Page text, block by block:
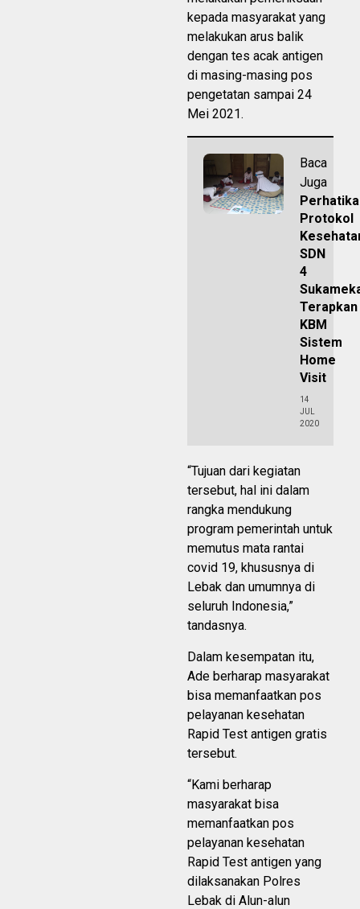
kepada masyarakat yang
melakukan arus balik
dengan tes acak antigen
di masing-masing pos
pengetatan sampai 24
Mei 2021.
Baca
Juga
Protokol
SDN
4
Terapkan
KBM
Sistem
Home
Visit
14
JUL
2020
“Tujuan dari kegiatan
tersebut, hal ini dalam
rangka mendukung
program pemerintah untuk
memutus mata rantai
covid 19, khususnya di
Lebak dan umumnya di
seluruh Indonesia,”
tandasnya.
Dalam kesempatan itu,
Ade berharap masyarakat
bisa memanfaatkan pos
pelayanan kesehatan
Rapid Test antigen gratis
tersebut.
“Kami berharap
masyarakat bisa
memanfaatkan pos
pelayanan kesehatan
Rapid Test antigen yang
dilaksanakan Polres
Lebak di Alun-alun